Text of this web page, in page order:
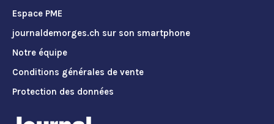
Espace PME
journaldemorges.ch sur son smartphone
Notre équipe
Conditions générales de vente
Protection des données